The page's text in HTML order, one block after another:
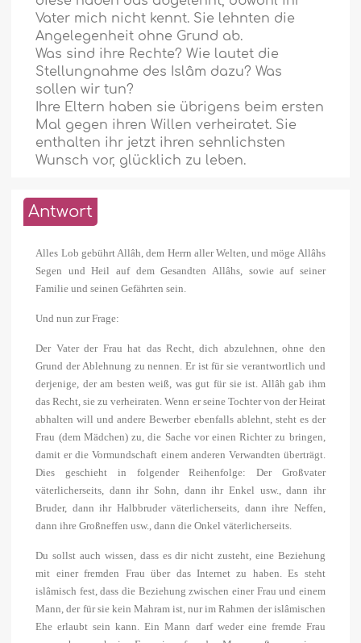
Vater mich nicht kennt. Sie lehnten die
Angelegenheit ohne Grund ab.
Was sind ihre Rechte? Wie lautet die
Stellungnahme des Islâm dazu? Was
sollen wir tun?
Ihre Eltern haben sie übrigens beim ersten
Mal gegen ihren Willen verheiratet. Sie
enthalten ihr jetzt ihren sehnlichsten
Wunsch vor, glücklich zu leben.
Antwort
Alles Lob gebührt Allâh, dem Herrn aller Welten, und möge Allâhs
Segen und Heil auf dem Gesandten Allâhs, sowie auf seiner
Familie und seinen Gefährten sein.
Und nun zur Frage:
Der Vater der Frau hat das Recht, dich abzulehnen, ohne den
Grund der Ablehnung zu nennen. Er ist für sie verantwortlich und
derjenige, der am besten weiß, was gut für sie ist. Allâh gab ihm
das Recht, sie zu verheiraten. Wenn er seine Tochter von der Heirat
abhalten will und andere Bewerber ebenfalls ablehnt, steht es der
Frau (dem Mädchen) zu, die Sache vor einen Richter zu bringen,
damit er die Vormundschaft einem anderen Verwandten überträgt.
Dies geschieht in folgender Reihenfolge: Der Großvater
väterlicherseits, dann ihr Sohn, dann ihr Enkel usw., dann ihr
Bruder, dann ihr Halbbruder väterlicherseits, dann ihre Neffen,
dann ihre Großneffen usw., dann die Onkel väterlicherseits.
Du sollst auch wissen, dass es dir nicht zusteht, eine Beziehung
mit einer fremden Frau über das Internet zu haben. Es steht
islâmisch fest, dass die Beziehung zwischen einer Frau und einem
Mann, der für sie kein Mahram ist, nur im Rahmen der islâmischen
Ehe erlaubt sein kann. Ein Mann darf weder eine fremde Frau